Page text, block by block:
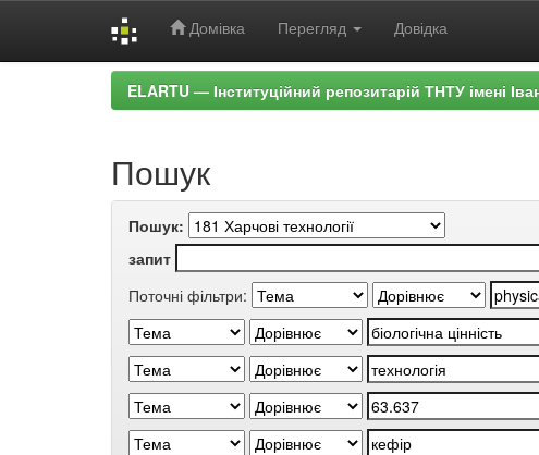
Домівка Перегляд Довідка
ELARTU — Інституційний репозитарій ТНТУ імені
Пошук
Пошук:
запит
Поточні фільтри: